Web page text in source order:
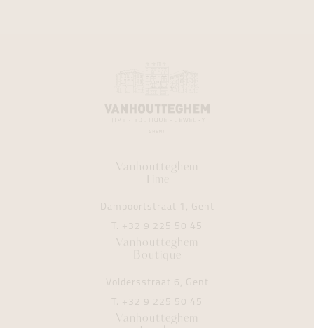
Vanhoutteghem
Time
Dampoortstraat 1, Gent
T. +32 9 225 50 45
Vanhoutteghem
Boutique
Voldersstraat 6, Gent
T. +32 9 225 50 45
Vanhoutteghem